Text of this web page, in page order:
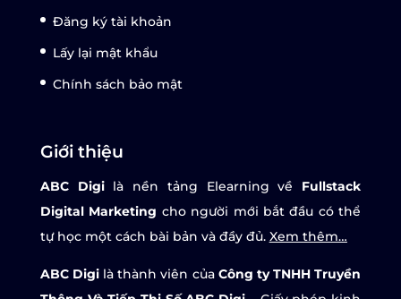
Đăng ký tài khoản
Lấy lại mật khẩu
Chính sách bảo mật
Giới thiệu
ABC Digilà nền tảng Elearning về Fullstack
Digital Marketing cho người mới bắt đầu có thể
tự học một cách bài bản và đầy đủ. Xem thêm…
ABC Digilà thành viên của Công ty TNHH Truyền